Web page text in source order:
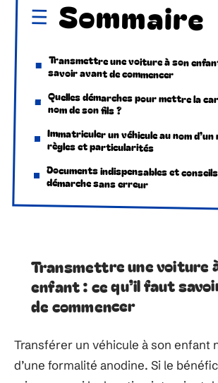
Sommaire
Transmettre une voiture à son
savoir avant de commencer
Quelles démarches pour mettre la
nom de son fils ?
Immatriculer un véhicule au nom
règles et particularités
Documents indispensables et
démarche sans erreur
Transmettre une voiture
enfant : ce qu’il faut
de commencer
Transférer un véhicule à son enfant
d’une formalité anodine. Si le